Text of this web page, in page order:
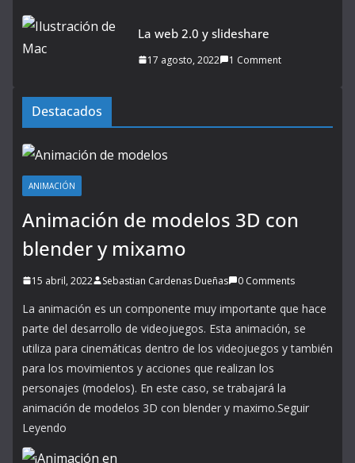
La web 2.0 y slideshare
17 agosto, 2022 1 Comment
Destacados
ANIMACIÓN
Animación de modelos 3D con
blender y mixamo
15 abril, 2022 Sebastian Cardenas Dueñas 0 Comments
La animación es un componente muy importante que hace
parte del desarrollo de videojuegos. Esta animación, se
utiliza para cinemáticas dentro de los videojuegos y también
para los movimientos y acciones que realizan los
personajes (modelos). En este caso, se trabajará la
animación de modelos 3D con blender y maximo.Seguir
Leyendo